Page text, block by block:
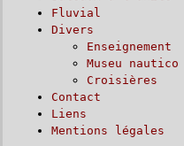
Fluvial
Divers
Enseignement
Museu nautico
Croisières
Contact
Liens
Mentions légales